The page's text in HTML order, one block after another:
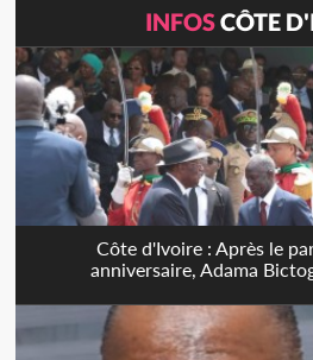
INFOSCÔTE
Côte d'Ivoire : Après le
anniversaire, Adama